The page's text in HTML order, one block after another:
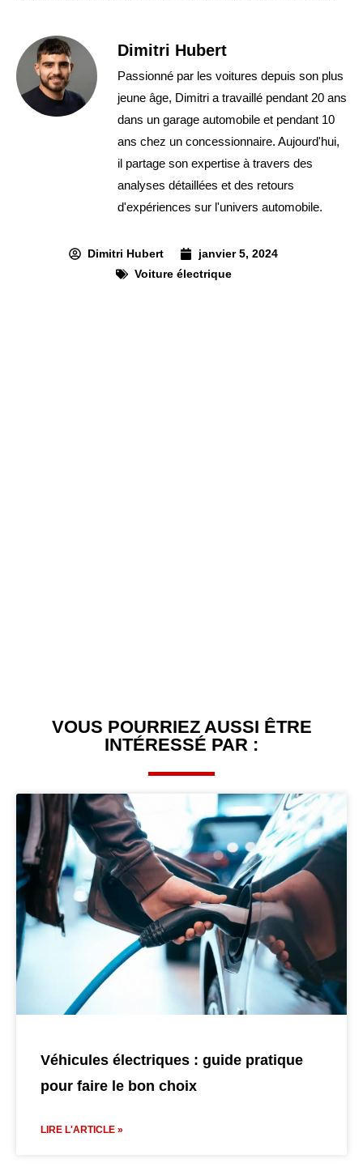
Dimitri Hubert
Passionné par les voitures depuis son plus
jeune âge, Dimitri a travaillé pendant 20 ans
dans un garage automobile et pendant 10
ans chez un concessionnaire. Aujourd'hui,
il partage son expertise à travers des
analyses détaillées et des retours
d'expériences sur l'univers automobile.
Dimitri Hubert
janvier 5, 2024
Voiture électrique
VOUS POURRIEZ AUSSI ÊTRE
INTÉRESSÉ PAR :
Véhicules électriques : guide pratique
pour faire le bon choix
LIRE L'ARTICLE »